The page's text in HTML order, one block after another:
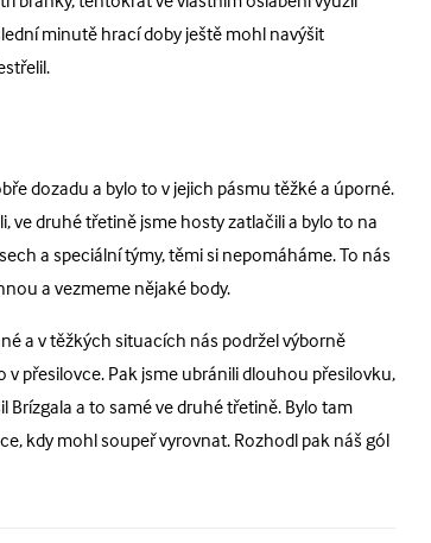
minutě hrací doby ještě mohl navýšit
dozadu a bylo to v jejich pásmu těžké a úporné.
ve druhé třetině jsme hosty zatlačili a bylo to na
a speciální týmy, těmi si nepomáháme. To nás
a vezmeme nějaké body.
a v těžkých situacích nás podržel výborně
přesilovce. Pak jsme ubránili dlouhou přesilovku,
a to samé ve druhé třetině. Bylo tam
kdy mohl soupeř vyrovnat. Rozhodl pak náš gól